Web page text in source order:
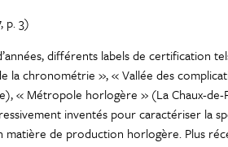
p. 3)
différents labels de certification
la chronométrie », « Vallée des
« Métropole horlogère » (La Chaux-
inventés pour caractériser la
matière de production horlogère. Plus